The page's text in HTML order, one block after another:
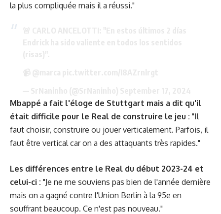
la plus compliquée mais il a réussi."
Mbappé a fait l'éloge de Stuttgart mais a dit qu'il
était difficile pour le Real de construire le jeu : "Il
faut choisir, construire ou jouer verticalement. Parfois, il
faut être vertical car on a des attaquants très rapides."
Les différences entre le Real du début 2023-24 et
celui-ci : "Je ne me souviens pas bien de l'année dernière
mais on a gagné contre l'Union Berlin à la 95e en
souffrant beaucoup. Ce n'est pas nouveau."